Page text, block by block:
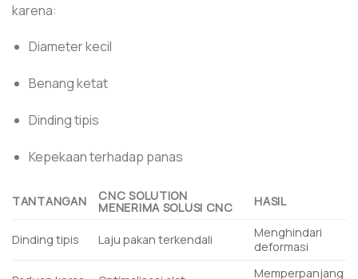
karena:
Diameter kecil
Benang ketat
Dinding tipis
Kepekaan terhadap panas
TANTANGAN CNC SOLUTION
MENERIMA SOLUSI CNC HASIL
Dinding tipis Laju pakan terkendali
Menghindari
deformasi
Memperpanjang